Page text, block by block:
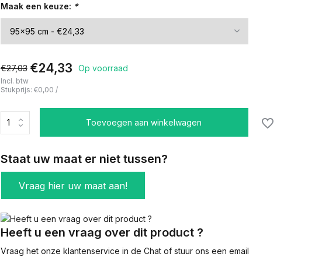
Maak een keuze: *
€27,03 €24,33 Op voorraad
Incl. btw
Stukprijs: €0,00 /
Toevoegen aan winkelwagen
Staat uw maat er niet tussen?
Vraag hier uw maat aan!
Heeft u een vraag over dit product ?
Vraag het onze klantenservice in de Chat of stuur ons een email